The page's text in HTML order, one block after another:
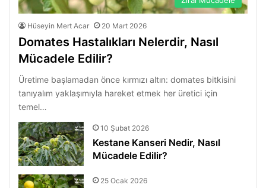
Hüseyin Mert Acar 20 Mart 2026
Domates Hastalıkları Nelerdir, Nasıl
Mücadele Edilir?
Üretime başlamadan önce kırmızı altın: domates bitkisini
tanıyalım yaklaşımıyla hareket etmek her üretici için
temel…
10 Şubat 2026
Kestane Kanseri Nedir, Nasıl
Mücadele Edilir?
25 Ocak 2026